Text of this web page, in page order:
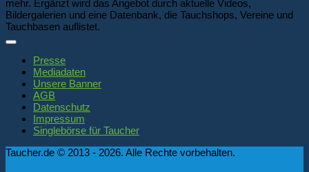
mehr. Ergänzt wird das Angebot durch aktuelle Videos,
Bildergalerien und eine Datenbank, die Tauchshops, Vereine und
Tauchbasen auflistet.
Presse
Mediadaten
Unsere Banner
AGB
Datenschutz
Impressum
Singlebörse für Taucher
Taucher.de © 2013 - 2026. Alle Rechte vorbehalten.